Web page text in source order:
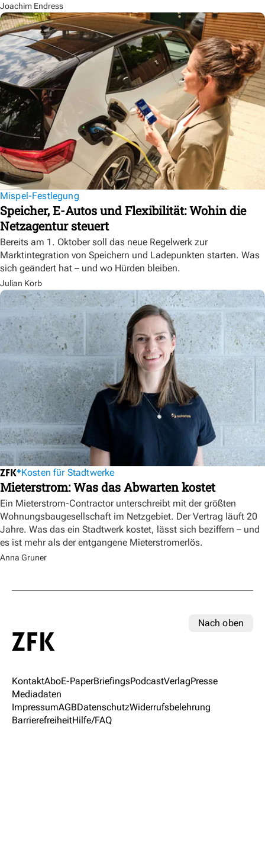
Joachim Endress
Mispel-Festlegung
Speicher, E-Autos und Flexibilität: Wohin die
Netzagentur steuert
Bereits am 1. Oktober soll das neue Regelwerk zur
Marktintegration von Speichern und Ladepunkten starten. Was
sich geändert hat – und wo Hürden bleiben.
Julian Korb
Kosten für Stadtwerke
Mieterstrom: Was das Abwarten kostet
Ein Mieterstrom-Contractor unterschreibt mit der größten
Wohnungsbaugesellschaft im Netzgebiet. Der Vertrag läuft 20
Jahre. Was das ein Stadtwerk kostet, lässt sich beziffern – und
es ist mehr als der entgangene Mieterstromerlös.
Anna Gruner
Nach oben
KontaktAboE-PaperBriefingsPodcastVerlagPresse
Mediadaten
ImpressumAGBDatenschutzWiderrufsbelehrung
BarrierefreiheitHilfe/FAQ